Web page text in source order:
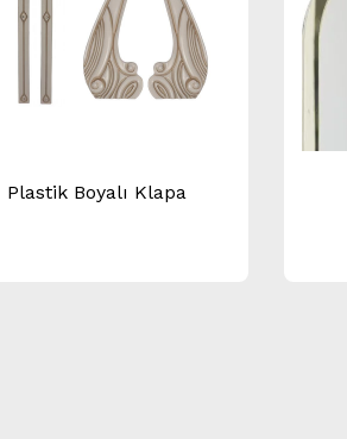
Plastik Boyalı Klapa